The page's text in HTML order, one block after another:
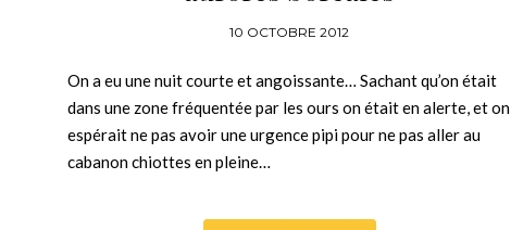
10 OCTOBRE 2012
On a eu une nuit courte et angoissante… Sachant qu’on était
dans une zone fréquentée par les ours on était en alerte, et on
espérait ne pas avoir une urgence pipi pour ne pas aller au
cabanon chiottes en pleine…